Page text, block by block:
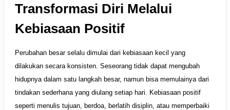
Transformasi Diri Melalui
Kebiasaan Positif
Perubahan besar selalu dimulai dari kebiasaan kecil yang
dilakukan secara konsisten. Seseorang tidak dapat mengubah
hidupnya dalam satu langkah besar, namun bisa memulainya dari
tindakan sederhana yang diulang setiap hari. Kebiasaan positif
seperti menulis tujuan, berdoa, berlatih disiplin, atau memperbaiki